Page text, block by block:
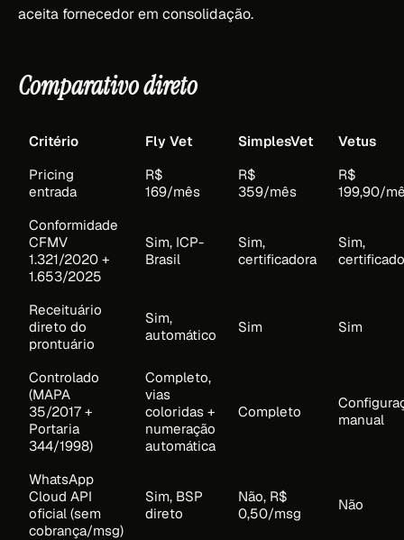
aceita fornecedor em consolidação.
Comparativo direto
Critério Fly Vet SimplesVet
Vetus
Pricing
entrada
R$
169/mês
R$
359/mês
R$
199,90/
Conformidade
CFMV
1.321/2020 +
1.653/2025
Sim, ICP-
Brasil
Sim,
certificadora
Sim,
Receituário
direto do
prontuário
Sim,
automático
Sim Sim
Controlado
(MAPA
35/2017 +
Portaria
344/1998)
Completo,
vias
coloridas +
numeração
automática
Completo
manual
WhatsApp
Cloud API
oficial (sem
cobrança/msg)
Sim, BSP
direto
Não, R$
0,50/msg
Não